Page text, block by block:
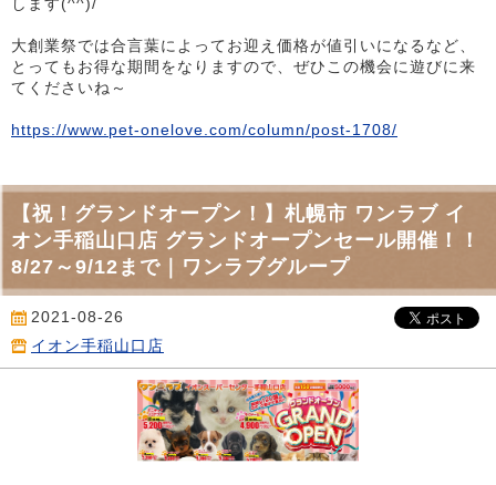
大創業祭では合言葉によってお迎え価格が値引いになるなど、
とってもお得な期間をなりますので、ぜひこの機会に遊びに来
てくださいね～
https://www.pet-onelove.com/column/post-1708/
【祝！グランドオープン！】札幌市 ワンラブ イ
オン手稲山口店 グランドオープンセール開催！！
8/27～9/12まで｜ワンラブグループ
2021-08-26
イオン手稲山口店